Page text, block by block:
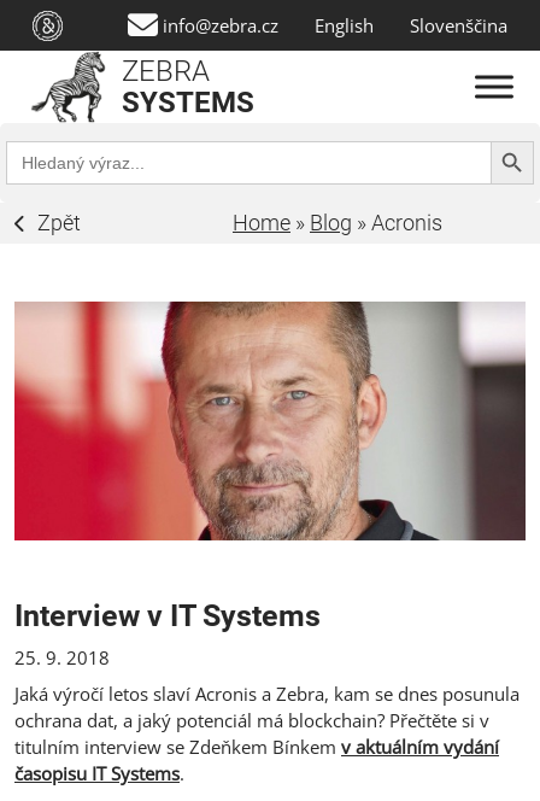
info@zebra.cz English Slovenščina
ZEBRA
SYSTEMS
Search
for:
Search
Zpět Home » Blog »Acronis
Interview v IT Systems
25. 9. 2018
Jaká výročí letos slaví Acronis a Zebra, kam se dnes posunula
ochrana dat, a jaký potenciál má blockchain? Přečtěte si v
titulním interview se Zdeňkem Bínkem v aktuálním vydání
časopisu IT Systems.